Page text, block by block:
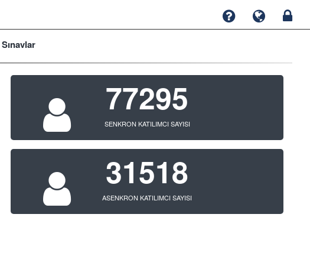
77295
SENKRON KATILIMCI SAYISI
31518
ASENKRON KATILIMCI SAYISI